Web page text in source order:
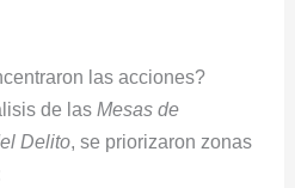
las acciones?
de las Mesas de
Delito, se priorizaron zonas